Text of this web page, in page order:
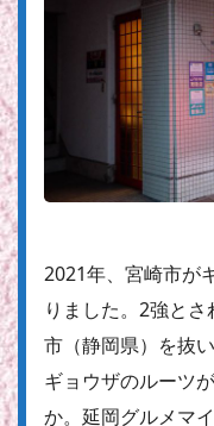
2021年、宮崎市が
りました。2強と
市（静岡県）を抜
ギョウザのルーツ
か。延岡グルメマ